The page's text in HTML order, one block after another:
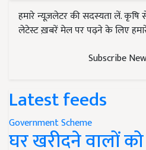
हमारे न्यूज़लेटर की सदस्यता लें.
लेटेस्ट ख़बरें मेल पर पढ़ने के लिए
Subscribe
Latest feeds
Government Scheme
घर खरीदने वालों